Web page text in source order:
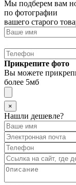
Мы подберем вам
по фотографии
вашего старого
Прикрепите фото
Вы можете
более 5мб
×
Нашли дешевле?